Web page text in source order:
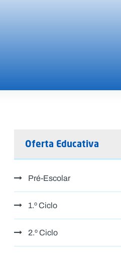
Oferta Educativa
Pré-Escolar
1.º Ciclo
2.º Ciclo